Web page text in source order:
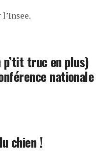
p’tit truc en plus)
nationale
chien !